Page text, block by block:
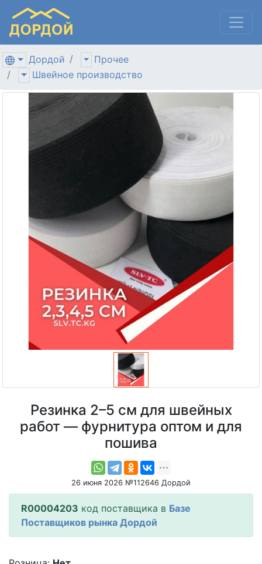
Дордой
Прочее
Швейное производство
Резинка 2–5 см для швейных
работ — фурнитура оптом и для
пошива
26 июня 2026 №112646 Дордой
R00004203 код поставщика в Базе
Поставщиков рынка Дордой